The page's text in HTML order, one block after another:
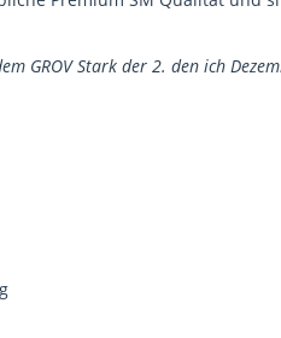
GROV Stark der 2. den ich